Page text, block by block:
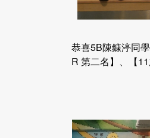
恭喜5B陳鏮渟同
R 第二名】、【